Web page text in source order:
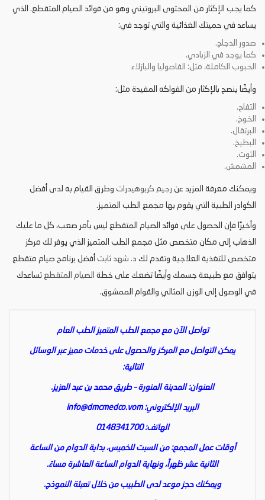
كما يجب الإكثار من المحتوى البروتيني وهو من فوائد الصيام المتقطع. الذي
يساعد في حميتك الغذائية والتي توجد في:
صدور الدجاج.
كما يوجد في الزبادي.
الحبوب الكاملة، مثل: الفاصوليا والبازلاء
وأيضًا ينصح بالإكثار من الفواكه المفيدة مثل:
التفاح.
الخوخ.
البرتقال.
البطيخ.
التوت.
المشمش.
ويمكنك معرفة المزيد عن رجيم كربوهيدرات وطرق القيام به لدى أفضل
الكوادر الطبية التي يقوم بها مجمع الطب المتميز.
وأخيرًا فإن الحصول على فوائد الصيام المتقطع ليس بأمر صعب، كل ما عليك
الذهاب إلى مكان متخصص مثل مجمع الطب المتميز الذي يوفر لك مركز
متخصص للتغذية العلاجية وتقدم لك د. شهد ثابت أفضل برنامج صيام متقطع
يتوافق مع طبيعة جسمك وأيضًا تضعك على خطة الصيام المتقطع تساعدك
في الوصول إلى الوزن المثالي والقوام الممشوق.
تواصل الآن مع مجمع الطب المتميز الطب العام
يمكن التواصل مع المركز والحصول على خدمات مميز عبر الوسائل
التالية:
العنوان: المدينة المنورة – طريق محمد بن عبد العزيز.
البريد الإلكتروني:info@dmcmedco.vom
الهاتف: 0148341700
أوقات عمل المجمع: من السبت للخميس، بداية الدوام من الساعة
الثانية عشر ظهراً، ونهاية الدوام الساعة العاشرة مساءً.
ويمكنك حجز موعد لدى الطبيب من خلال تعبئة النموذج.